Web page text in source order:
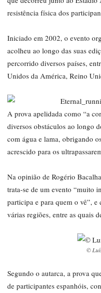
resistência física dos
Iniciado em 2002, o evento
acolheu ao longo das suas
percorrido diversos países,
Unidos da América, Reino
A prova apelidada como “a
diversos obstáculos ao longo
com água e lama, obrigando
acrescido para os
Na opinião de Rogério
trata-se de um evento “muito
participa e para quem o vê”, e
várias regiões, entre as quais
©
Segundo o autarca, a prova
de participantes espanhóis,